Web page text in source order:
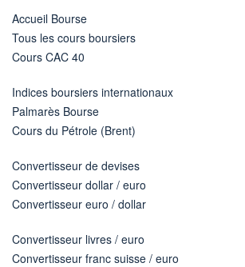
Accueil Bourse
Tous les cours boursiers
Cours CAC 40
Indices boursiers internationaux
Palmarès Bourse
Cours du Pétrole (Brent)
Convertisseur de devises
Convertisseur dollar / euro
Convertisseur euro / dollar
Convertisseur livres / euro
Convertisseur franc suisse / euro